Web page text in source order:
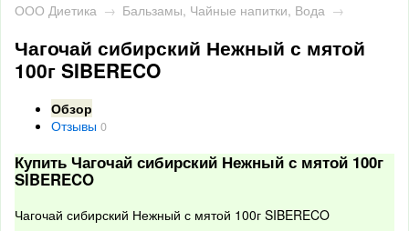
ООО Диетика → Бальзамы, Чайные напитки, Вода →
Чагочай сибирский Нежный с мятой
100г SIBERECO
Обзор
Отзывы 0
Купить Чагочай сибирский Нежный с мятой 100г
SIBERECO
Чагочай сибирский Нежный с мятой 100г SIBERECO